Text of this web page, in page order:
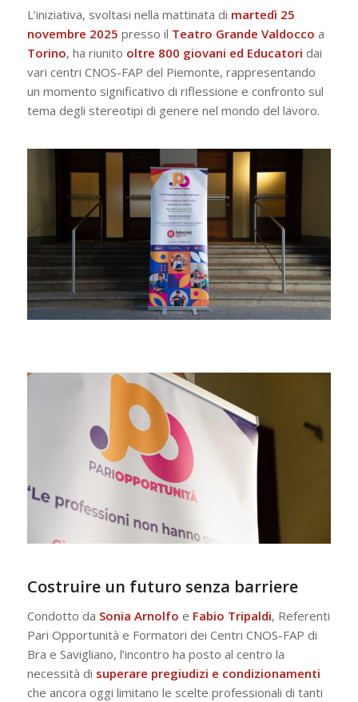
L’iniziativa, svoltasi nella mattinata di martedì 25
novembre 2025 presso il Teatro Grande Valdocco a
Torino, ha riunito oltre 800 giovani ed Educatori dai
vari centri CNOS-FAP del Piemonte, rappresentando
un momento significativo di riflessione e confronto sul
tema degli stereotipi di genere nel mondo del lavoro.
Costruire un futuro senza barriere
Condotto da Sonia Arnolfo e Fabio Tripaldi, Referenti
Pari Opportunità e Formatori dei Centri CNOS-FAP di
Bra e Savigliano, l’incontro ha posto al centro la
necessità di superare pregiudizi e condizionamenti
che ancora oggi limitano le scelte professionali di tanti